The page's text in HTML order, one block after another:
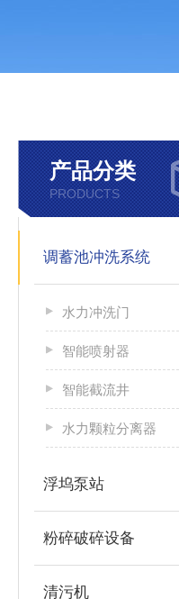
产品分类
PRODUCTS
调蓄池冲洗系统
水力冲洗门
智能喷射器
智能截流井
水力颗粒分离器
浮坞泵站
粉碎破碎设备
清污机